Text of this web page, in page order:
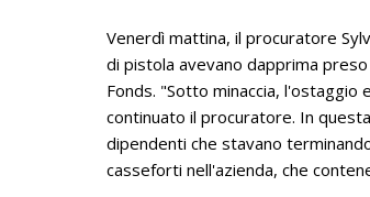
Venerdì mattina, il procuratore
di pistola avevano dapprima
Fonds. "Sotto minaccia,
continuato il procuratore. In
dipendenti che stavano
casseforti nell'azienda, che